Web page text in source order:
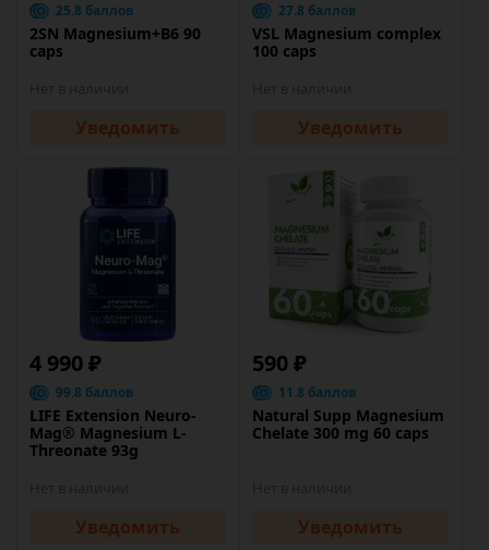
25.8 баллов
2SN Magnesium+B6 90
caps
Уведомить
27.8 баллов
VSL Magnesium complex
100 caps
Уведомить
4 990 ₽
99.8 баллов
LIFE Extension Neuro-
Mag® Magnesium L-
Threonate 93g
Уведомить
590 ₽
11.8 баллов
Natural Supp Magnesium
Chelate 300 mg 60 caps
Уведомить